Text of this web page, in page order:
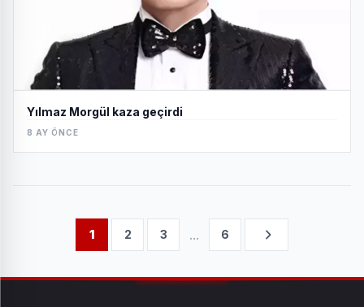
Yılmaz Morgül kaza geçirdi
8 AY ÖNCE
1 2 3 ... 6